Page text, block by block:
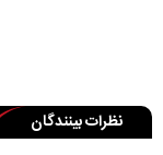
نظرات بینندگان